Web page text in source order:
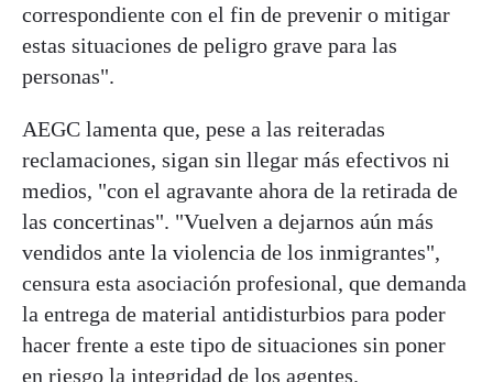
correspondiente con el fin de prevenir o mitigar
estas situaciones de peligro grave para las
personas".
AEGC lamenta que, pese a las reiteradas
reclamaciones, sigan sin llegar más efectivos ni
medios, "con el agravante ahora de la retirada de
las concertinas". "Vuelven a dejarnos aún más
vendidos ante la violencia de los inmigrantes",
censura esta asociación profesional, que demanda
la entrega de material antidisturbios para poder
hacer frente a este tipo de situaciones sin poner
en riesgo la integridad de los agentes.